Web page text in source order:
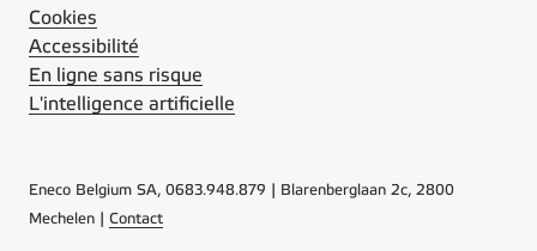
Cookies
Accessibilité
En ligne sans risque
L'intelligence artificielle
Eneco Belgium SA, 0683.948.879 | Blarenberglaan 2c, 2800
Mechelen | Contact